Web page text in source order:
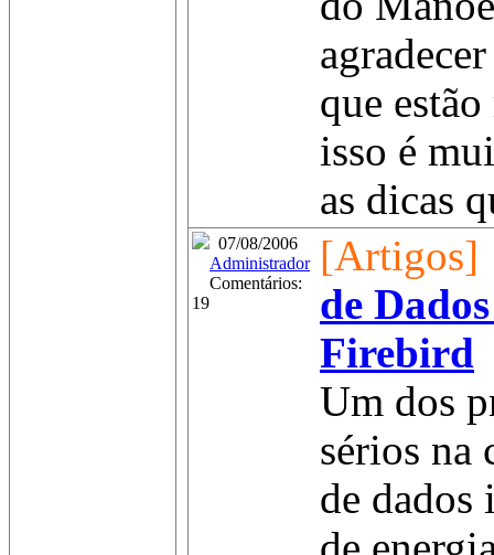
que
isso é
as dicas
07/08/2006
Administrador
Comentários:
19
[Artigos]
de
Firebird
Um dos
sérios na
de dados